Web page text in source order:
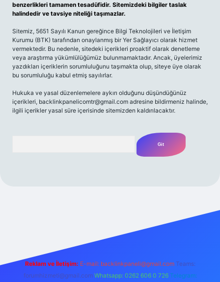
benzerlikleri tamamen tesadüfidir. Sitemizdeki bilgiler taslak
halindedir ve tavsiye niteliği taşımazlar.
Sitemiz, 5651 Sayılı Kanun gereğince Bilgi Teknolojileri ve İletişim
Kurumu (BTK) tarafından onaylanmış bir Yer Sağlayıcı olarak hizmet
vermektedir. Bu nedenle, sitedeki içerikleri proaktif olarak denetleme
veya araştırma yükümlülüğümüz bulunmamaktadır. Ancak, üyelerimiz
yazdıkları içeriklerin sorumluluğunu taşımakta olup, siteye üye olarak
bu sorumluluğu kabul etmiş sayılırlar.
Hukuka ve yasal düzenlemelere aykırı olduğunu düşündüğünüz
içerikleri, backlinkpanelicomtr@gmail.com adresine bildirmeniz halinde,
ilgili içerikler yasal süre içerisinde sitemizden kaldırılacaktır.
Reklam ve İletişim: E-mail: backlinkpaneli@gmail.com Teams:
forumhizmeti@gmail.com Whatsapp: 0262 606 0 726 Telegram: